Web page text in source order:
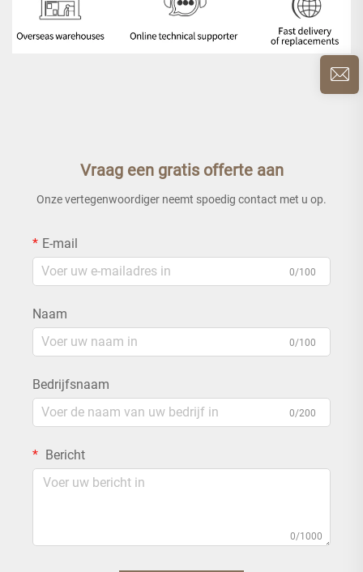
Vraag een gratis offerte aan
Onze vertegenwoordiger neemt spoedig contact met u op.
E-mail
0/100
Naam
0/100
Bedrijfsnaam
0/200
Bericht
0/1000